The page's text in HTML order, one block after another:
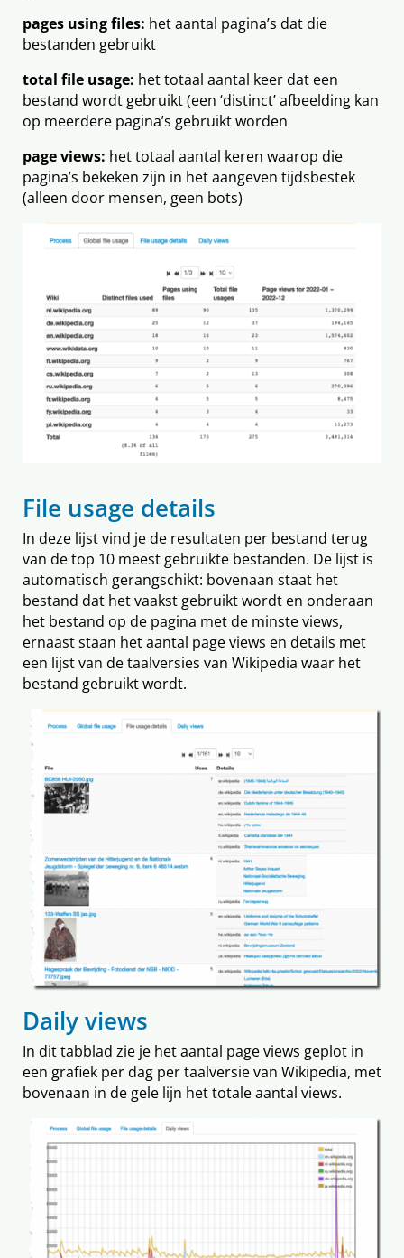
pages using files: het aantal pagina’s dat die
bestanden gebruikt
total file usage: het totaal aantal keer dat een
bestand wordt gebruikt (een ‘distinct’ afbeelding kan
op meerdere pagina’s gebruikt worden
page views: het totaal aantal keren waarop die
pagina’s bekeken zijn in het aangeven tijdsbestek
(alleen door mensen, geen bots)
File usage details
In deze lijst vind je de resultaten per bestand terug
van de top 10 meest gebruikte bestanden. De lijst is
automatisch gerangschikt: bovenaan staat het
bestand dat het vaakst gebruikt wordt en onderaan
het bestand op de pagina met de minste views,
ernaast staan het aantal page views en details met
een lijst van de taalversies van Wikipedia waar het
bestand gebruikt wordt.
Daily views
In dit tabblad zie je het aantal page views geplot in
een grafiek per dag per taalversie van Wikipedia, met
bovenaan in de gele lijn het totale aantal views.